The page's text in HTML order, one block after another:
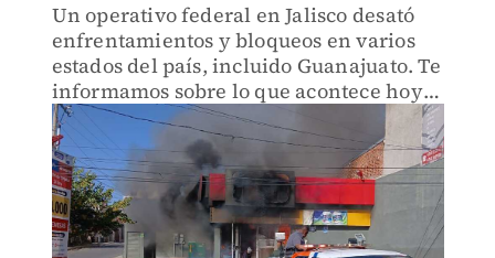
Un operativo federal en Jalisco desató
enfrentamientos y bloqueos en varios
estados del país, incluido Guanajuato. Te
informamos sobre lo que acontece hoy
en los municipios del estado tras la
muerte de 'El Mencho', líder del CJNG.